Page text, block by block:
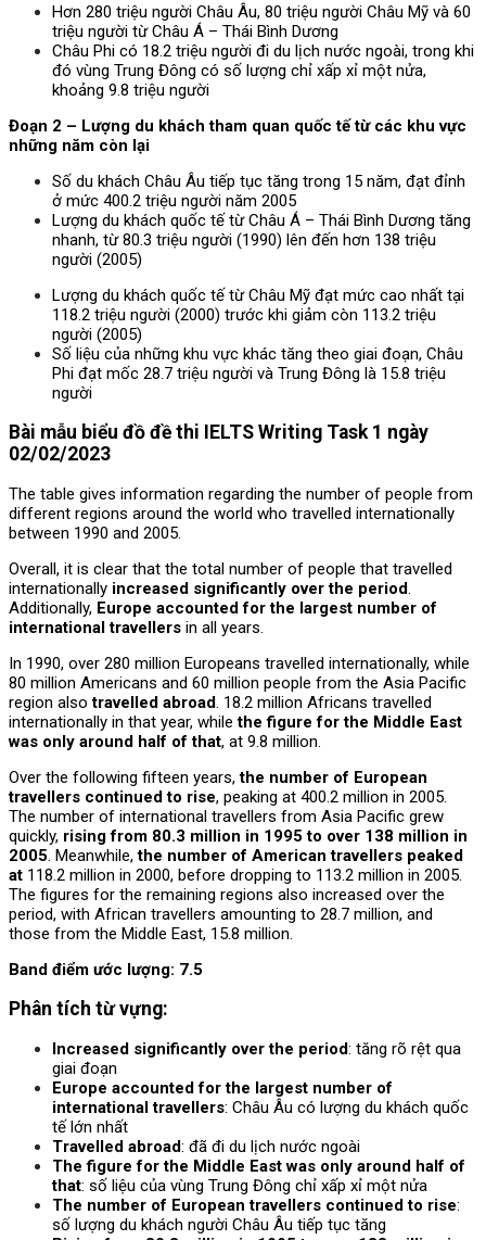
Hơn 280 triệu người Châu Âu, 80 triệu người Châu Mỹ và 60
triệu người từ Châu Á – Thái Bình Dương
Châu Phi có 18.2 triệu người đi du lịch nước ngoài, trong khi
đó vùng Trung Đông có số lượng chỉ xấp xỉ một nửa,
khoảng 9.8 triệu người
Đoạn 2 – Lượng du khách tham quan quốc tế từ các khu vực
những năm còn lại
Số du khách Châu Âu tiếp tục tăng trong 15 năm, đạt đỉnh
ở mức 400.2 triệu người năm 2005
Lượng du khách quốc tế từ Châu Á – Thái Bình Dương tăng
nhanh, từ 80.3 triệu người (1990) lên đến hơn 138 triệu
người (2005)
Lượng du khách quốc tế từ Châu Mỹ đạt mức cao nhất tại
118.2 triệu người (2000) trước khi giảm còn 113.2 triệu
người (2005)
Số liệu của những khu vực khác tăng theo giai đoạn, Châu
Phi đạt mốc 28.7 triệu người và Trung Đông là 15.8 triệu
người
Bài mẫu biểu đồ đề thi IELTS Writing Task 1 ngày
02/02/2023
The table gives information regarding the number of people from
different regions around the world who travelled internationally
between 1990 and 2005.
Overall, it is clear that the total number of people that travelled
internationally increased significantly over the period.
Additionally, Europe accounted for the largest number of
international travellers in all years.
In 1990, over 280 million Europeans travelled internationally, while
80 million Americans and 60 million people from the Asia Pacific
region alsotravelled abroad. 18.2 million Africans travelled
internationally in that year, whilethe figure for the Middle East
was only around half of that, at 9.8 million.
Over the following fifteen years,the number of European
travellers continued to rise, peaking at 400.2 million in 2005.
The number of international travellers from Asia Pacific grew
quickly, rising from 80.3 million in 1995 to over 138 million in
2005. Meanwhile,the number of American travellers peaked
at 118.2 million in 2000, before dropping to 113.2 million in 2005.
The figures for the remaining regions also increased over the
period, with African travellers amounting to 28.7 million, and
those from the Middle East, 15.8 million.
Band điểm ước lượng: 7.5
Phân tích từ vựng:
Increased significantly over the period: tăng rõ rệt qua
giai đoạn
Europe accounted for the largest number of
international travellers: Châu Âu có lượng du khách quốc
tế lớn nhất
Travelled abroad: đã đi du lịch nước ngoài
The figure for the Middle East was only around half of
that: số liệu của vùng Trung Đông chỉ xấp xỉ một nửa
The number of European travellers continued to rise:
số lượng du khách người Châu Âu tiếp tục tăng